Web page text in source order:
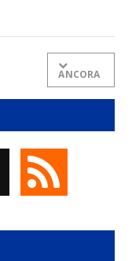
ANCORA